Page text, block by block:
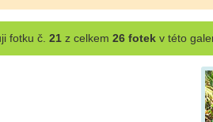
fotku č. 21z celkem 26 fotekv této